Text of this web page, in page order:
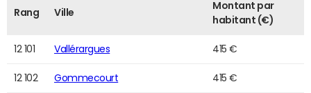
Rang Ville
Montant par
habitant (€)
12 101 Vallérargues 415 €
12 102 Gommecourt 415 €